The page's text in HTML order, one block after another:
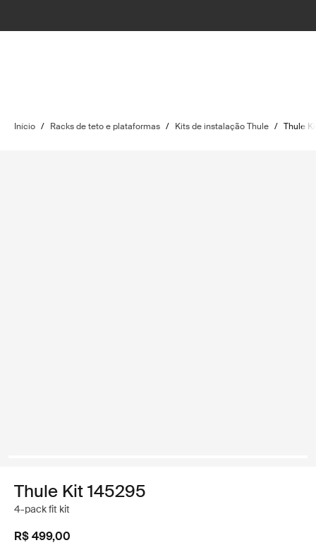
Início / Racks de teto e plataformas / Kits de instalação Thule / Thule
Thule Kit 145295
4-pack fit kit
R$ 499,00